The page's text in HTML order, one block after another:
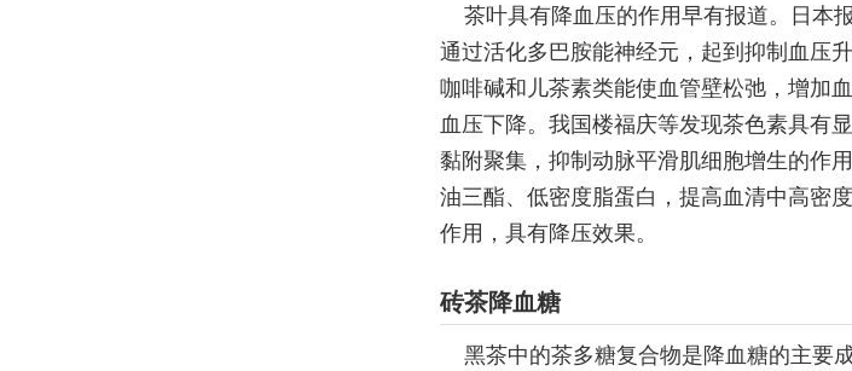
茶叶具有降血压的作用早有报道。日本
通过活化多巴胺能神经元，起到抑制血压
咖啡碱和儿茶素类能使血管壁松弛，增加
血压下降。我国楼福庆等发现茶色素具有
黏附聚集，抑制动脉平滑肌细胞增生的作
油三酯、低密度脂蛋白，提高血清中高密
作用，具有降压效果。
砖茶降血糖
黑茶中的茶多糖复合物是降血糖的主要